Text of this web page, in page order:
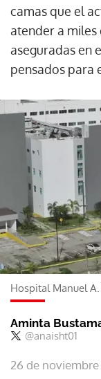
camas que el
atender a miles
aseguradas en
pensados para
Hospital Manuel
Aminta
@anaisht01
26 de noviembre